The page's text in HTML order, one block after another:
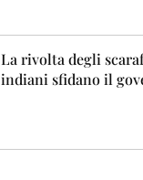
La rivolta degli
indiani sfidano il